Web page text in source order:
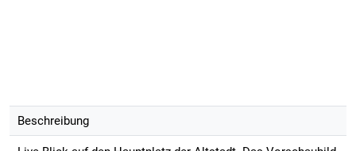
Beschreibung